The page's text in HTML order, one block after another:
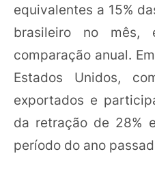
equivalentes a 15%
brasileiro no
comparação anual.
Estados Unidos,
exportados e
da retração de 28%
período do ano